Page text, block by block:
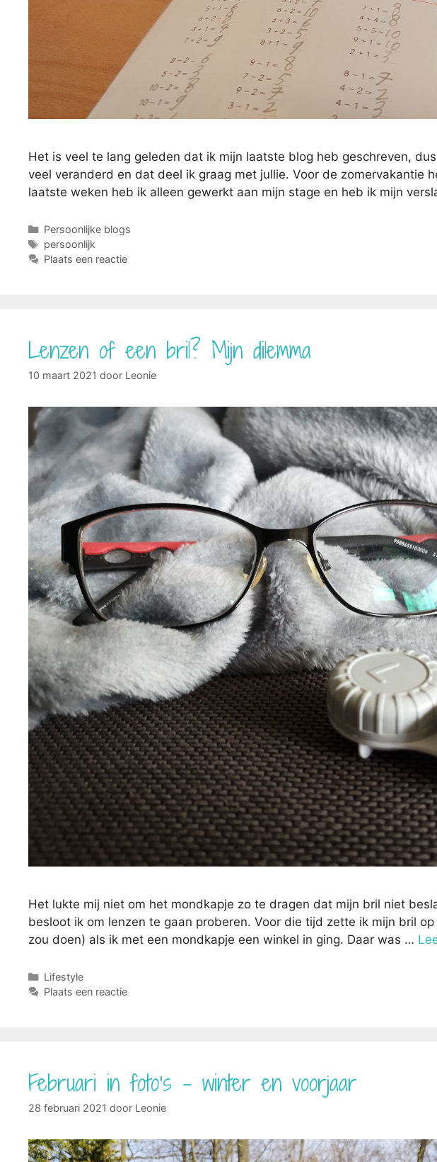
Het is veel te lang geleden dat ik mijn laatste blog heb geschreven,
veel veranderd en dat deel ik graag met jullie. Voor de zomervakantie
laatste weken heb ik alleen gewerkt aan mijn stage en heb ik mijn
Categorieën
Persoonlijke blogs
Tags
persoonlijk
Plaats een reactie
Lenzen of een bril? Mijn dilemma
10 maart 2021 door Leonie
Het lukte mij niet om het mondkapje zo te dragen dat mijn bril niet
besloot ik om lenzen te gaan proberen. Voor die tijd zette ik mijn bril
zou doen) als ik met een mondkapje een winkel in ging. Daar was …
Categorieën
Lifestyle
Plaats een reactie
Februari in foto’s – winter en voorjaar
28 februari 2021 door Leonie